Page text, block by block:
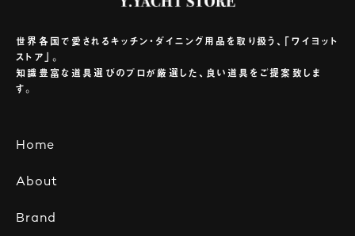
世界各国で愛されるキッチン・ダイニング用品を取り扱う、「ワイヨット
ストア」。
知識豊富な道具選びのプロが厳選した、良い道具をご提案致しま
す。
Home
Brand
About